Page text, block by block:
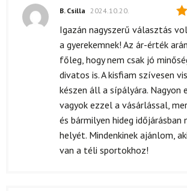
B. Csilla 2024.10.20.
Igazán nagyszerű választás
a gyerekemnek! Az ár-érték
főleg, hogy nem csak jó
divatos is. A kisfiam szívesen
készen áll a sípályára. Nagyon
vagyok ezzel a vásárlással,
és bármilyen hideg időjárásban
helyét. Mindenkinek ajánlom,
van a téli sportokhoz!